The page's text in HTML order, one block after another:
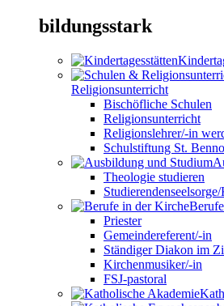
bildungsstark
Religionsunterricht
Bischöfliche Schulen
Religionsunterricht
Religionslehrer/-in
Schulstiftung St. Benno
Theologie studieren
Priester
Gemeindereferent/-in
Ständiger Diakon im
Kirchenmusiker/-in
FSJ-pastoral